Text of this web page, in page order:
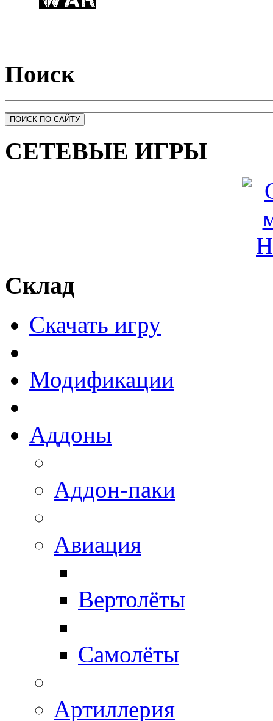
Поиск
СЕТЕВЫЕ ИГРЫ
Склад
Скачать игру
Модификации
Аддоны
Аддон-паки
Авиация
Вертолёты
Самолёты
Артиллерия